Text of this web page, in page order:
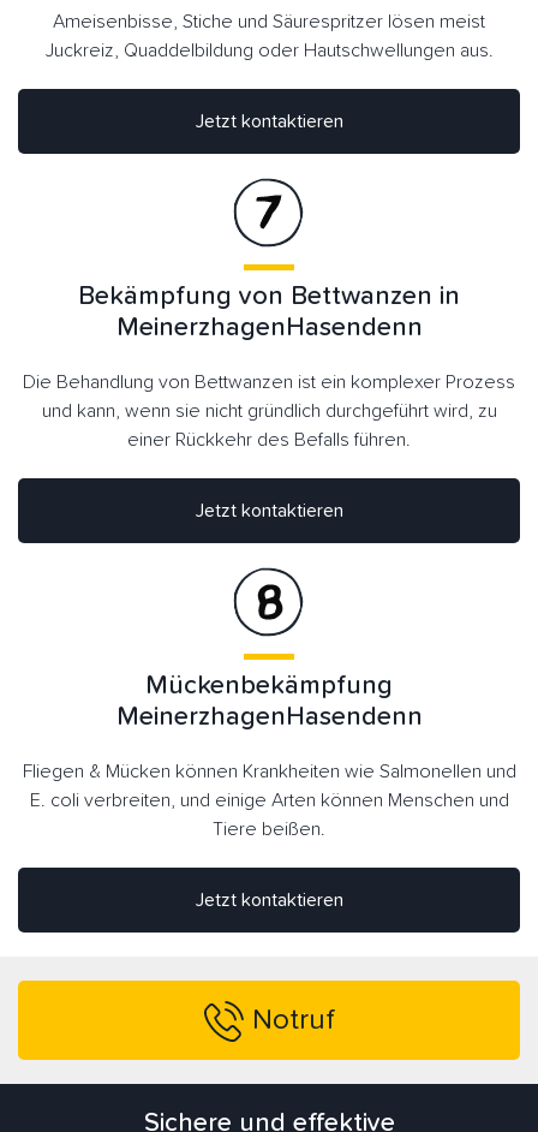
Jetzt kontaktieren
Ameisenbisse, Stiche und Säurespritzer lösen meist
Juckreiz, Quaddelbildung oder Hautschwellungen aus.
Bekämpfung von Bettwanzen in
MeinerzhagenHasendenn
Die Behandlung von Bettwanzen ist ein komplexer Prozess
und kann, wenn sie nicht gründlich durchgeführt wird, zu
einer Rückkehr des Befalls führen.
Jetzt kontaktieren
Jetzt kontaktieren
Mückenbekämpfung
MeinerzhagenHasendenn
Fliegen & Mücken können Krankheiten wie Salmonellen und
E. coli verbreiten, und einige Arten können Menschen und
Tiere beißen.
Notruf
Sichere und effektive